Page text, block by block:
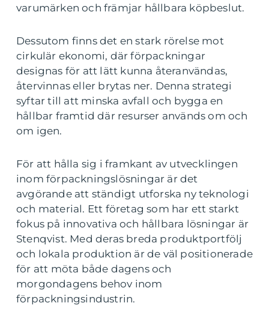
varumärken och främjar hållbara köpbeslut.
Dessutom finns det en stark rörelse mot
cirkulär ekonomi, där förpackningar
designas för att lätt kunna återanvändas,
återvinnas eller brytas ner. Denna strategi
syftar till att minska avfall och bygga en
hållbar framtid där resurser används om och
om igen.
För att hålla sig i framkant av utvecklingen
inom förpackningslösningar är det
avgörande att ständigt utforska ny teknologi
och material. Ett företag som har ett starkt
fokus på innovativa och hållbara lösningar är
Stenqvist. Med deras breda produktportfölj
och lokala produktion är de väl positionerade
för att möta både dagens och
morgondagens behov inom
förpackningsindustrin.